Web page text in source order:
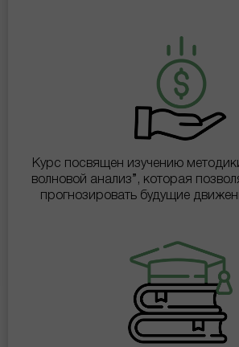
Курс посвящен изучению
волновой анализ”, которая
прогнозировать будущие